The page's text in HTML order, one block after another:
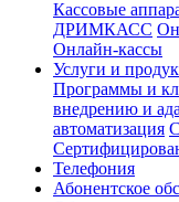
Кассовые
ДРИМКАСС
Онлайн-кассы
Услуги и
Программы и
внедрению и
автоматизация
Телефония
Абонентское